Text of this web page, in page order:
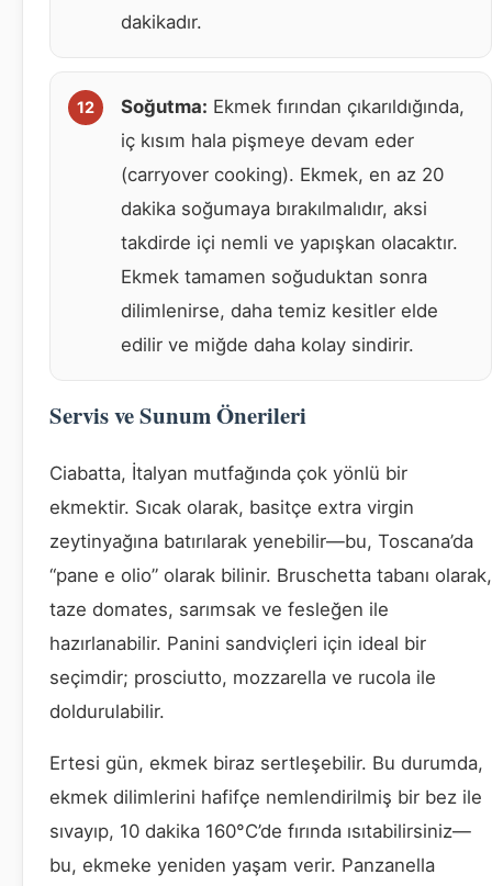
dakikadır.
Soğutma: Ekmek fırından çıkarıldığında,
iç kısım hala pişmeye devam eder
(carryover cooking). Ekmek, en az 20
dakika soğumaya bırakılmalıdır, aksi
takdirde içi nemli ve yapışkan olacaktır.
Ekmek tamamen soğuduktan sonra
dilimlenirse, daha temiz kesitler elde
edilir ve miğde daha kolay sindirir.
Servis ve Sunum Önerileri
Ciabatta, İtalyan mutfağında çok yönlü bir
ekmektir. Sıcak olarak, basitçe extra virgin
zeytinyağına batırılarak yenebilir—bu, Toscana’da
“pane e olio” olarak bilinir. Bruschetta tabanı olarak,
taze domates, sarımsak ve fesleğen ile
hazırlanabilir. Panini sandviçleri için ideal bir
seçimdir; prosciutto, mozzarella ve rucola ile
doldurulabilir.
Ertesi gün, ekmek biraz sertleşebilir. Bu durumda,
ekmek dilimlerini hafifçe nemlendirilmiş bir bez ile
sıvayıp, 10 dakika 160°C’de fırında ısıtabilirsiniz—
bu, ekmeke yeniden yaşam verir. Panzanella